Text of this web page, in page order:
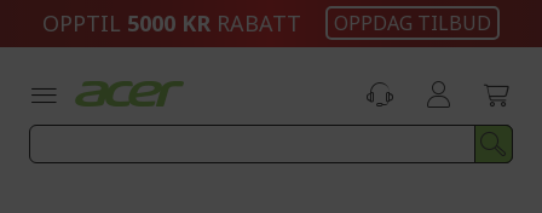
OPPTIL 5000 KR RABATT OPPDAG TILBUD